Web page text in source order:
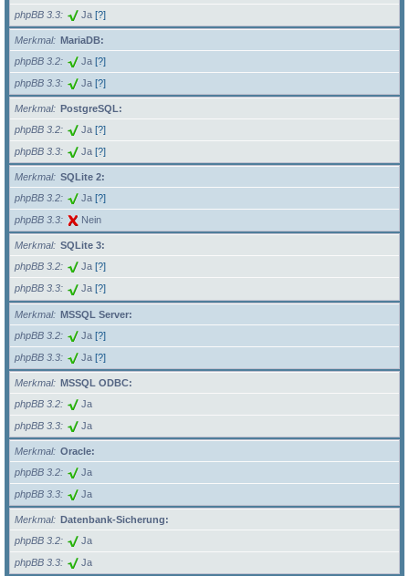
phpBB 3.3 Ja [?]
Merkmal
MariaDB:
phpBB 3.2
Ja [?]
phpBB 3.3 Ja [?]
Merkmal
PostgreSQL:
phpBB 3.2
Ja [?]
phpBB 3.3 Ja [?]
Merkmal
SQLite 2:
phpBB 3.2
Ja [?]
phpBB 3.3 Nein
Merkmal
SQLite 3:
phpBB 3.2
Ja [?]
phpBB 3.3 Ja [?]
Merkmal
MSSQL Server:
phpBB 3.2
Ja [?]
phpBB 3.3 Ja [?]
Merkmal
MSSQL ODBC:
phpBB 3.2
Ja
phpBB 3.3 Ja
Merkmal
Oracle:
phpBB 3.2
Ja
phpBB 3.3 Ja
Merkmal
Datenbank-Sicherung:
phpBB 3.2
Ja
phpBB 3.3 Ja